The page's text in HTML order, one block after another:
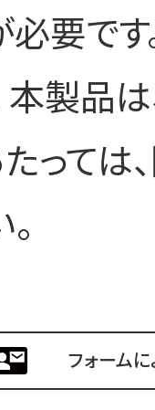
必要で
本製品
っては
フォーム